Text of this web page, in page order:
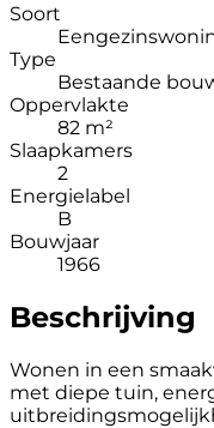
Soort
Type
Bestaande
Oppervlakte
82 m²
Slaapkamers
2
Energielabel
B
Bouwjaar
1966
Beschrijving
Wonen in een
met diepe tuin,